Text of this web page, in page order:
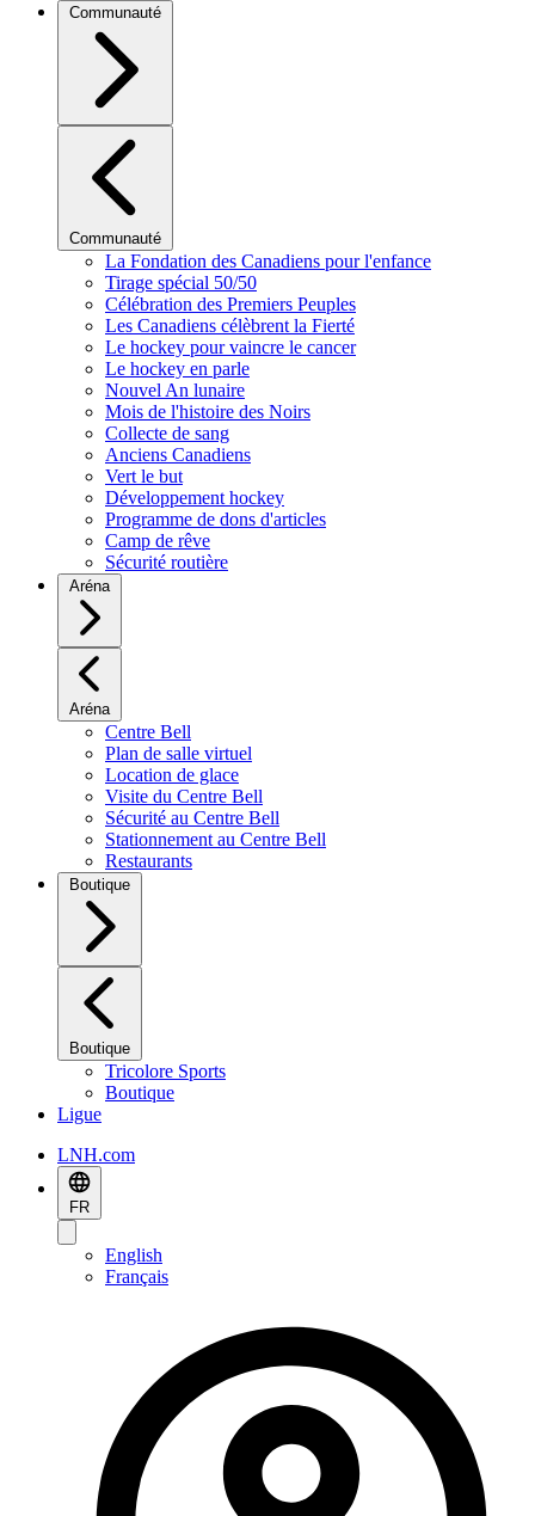
Communauté
Communauté
La Fondation des Canadiens pour l'enfance
Tirage spécial 50/50
Célébration des Premiers Peuples
Les Canadiens célèbrent la Fierté
Le hockey pour vaincre le cancer
Le hockey en parle
Nouvel An lunaire
Mois de l'histoire des Noirs
Collecte de sang
Anciens Canadiens
Vert le but
Développement hockey
Programme de dons d'articles
Camp de rêve
Sécurité routière
Aréna
Aréna
Centre Bell
Plan de salle virtuel
Location de glace
Visite du Centre Bell
Sécurité au Centre Bell
Stationnement au Centre Bell
Restaurants
Boutique
Boutique
Tricolore Sports
Boutique
Ligue
LNH.com
FR
English
Français